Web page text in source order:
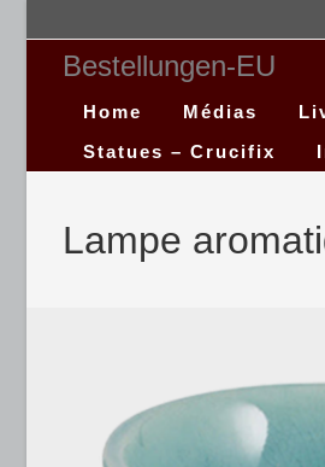
Bestellungen-EU
Home Médias
Statues – Crucifix
Lampe